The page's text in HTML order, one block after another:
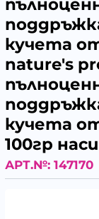
кучета
nature's
кучета
100гр
АРТ.№: 147170